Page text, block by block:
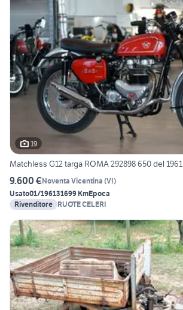
19
Matchless G12 targa ROMA 292898 650 del 1961
9.600 €Noventa Vicentina (VI)
Usato01/196131699 KmEpoca
Rivenditore RUOTE CELERI